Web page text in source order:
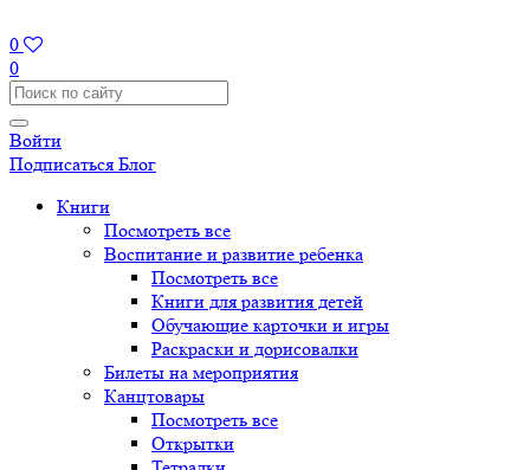
0
0
Войти
Подписаться Блог
Книги
Посмотреть все
Воспитание и развитие ребенка
Посмотреть все
Книги для развития детей
Обучающие карточки и игры
Раскраски и дорисовалки
Билеты на мероприятия
Канцтовары
Посмотреть все
Открытки